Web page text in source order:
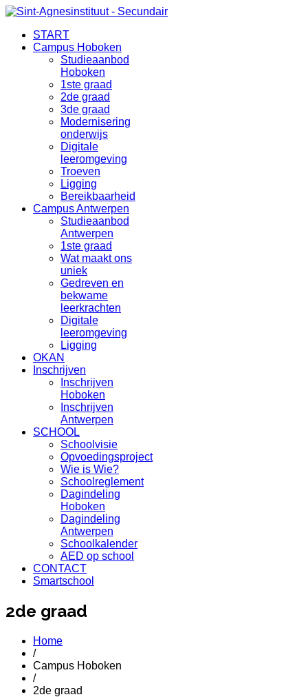
START
Campus Hoboken
Studieaanbod
Hoboken
1ste graad
2de graad
3de graad
Modernisering
onderwijs
Digitale
leeromgeving
Troeven
Ligging
Bereikbaarheid
Campus Antwerpen
Studieaanbod
Antwerpen
1ste graad
Wat maakt ons
uniek
Gedreven en
bekwame
leerkrachten
Digitale
leeromgeving
Ligging
OKAN
Inschrijven
Inschrijven
Hoboken
Inschrijven
Antwerpen
SCHOOL
Schoolvisie
Opvoedingsproject
Wie is Wie?
Schoolreglement
Dagindeling
Hoboken
Dagindeling
Antwerpen
Schoolkalender
AED op school
CONTACT
Smartschool
2de graad
Home
/
Campus Hoboken
/
2de graad